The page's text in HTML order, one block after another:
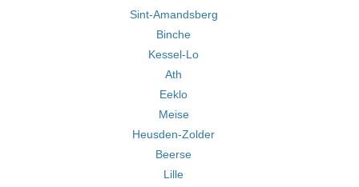
Sint-Amandsberg
Binche
Kessel-Lo
Ath
Eeklo
Meise
Heusden-Zolder
Beerse
Lille